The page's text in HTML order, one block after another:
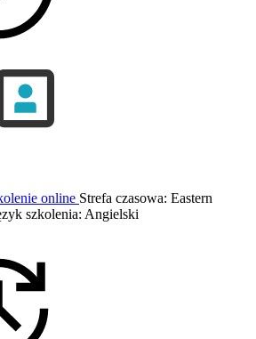
online Strefa czasowa: Eastern
szkolenia: Angielski